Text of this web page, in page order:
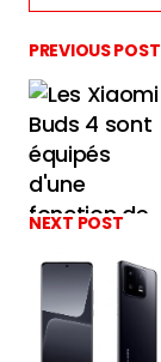
PREVIOUS POST
NEXT POST